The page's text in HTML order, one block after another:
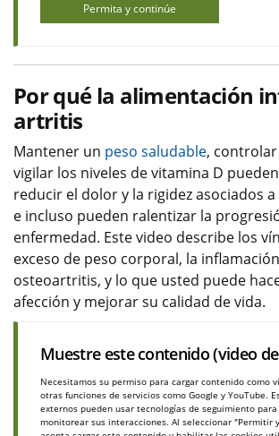
Permita y continúe
Por qué la alimentación
artritis
Mantener un peso saludable,
vigilar los niveles de vitamina D
reducir el dolor y la rigidez asociados
e incluso pueden ralentizar la
enfermedad. Este video describe los
exceso de peso corporal, la
osteoartritis, y lo que usted puede
afección y mejorar su calidad de vida.
Muestre este contenido (video
Necesitamos su permiso para cargar contenido como
otras funciones de servicios como Google y YouTube.
externos pueden usar tecnologías de seguimiento
monitorear sus interacciones. Al seleccionar "Permitir